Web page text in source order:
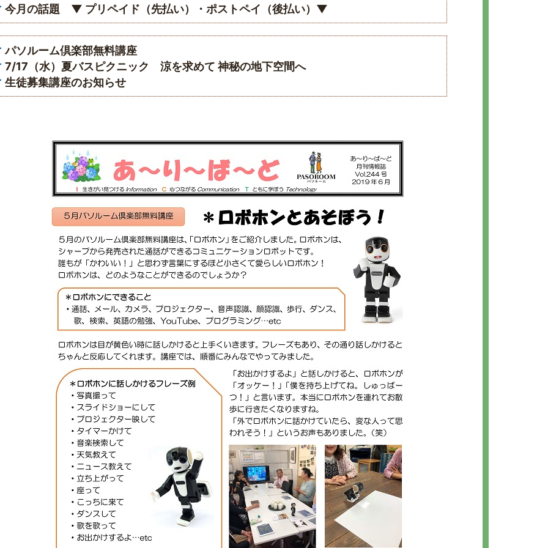
今月の話題 ▼ プリペイド（先払い）・ポストペイ（後払い）▼
パソルーム倶楽部無料講座
7/17（水）夏バスピクニック 涼を求めて 神秘の地下空間へ
生徒募集講座のお知らせ